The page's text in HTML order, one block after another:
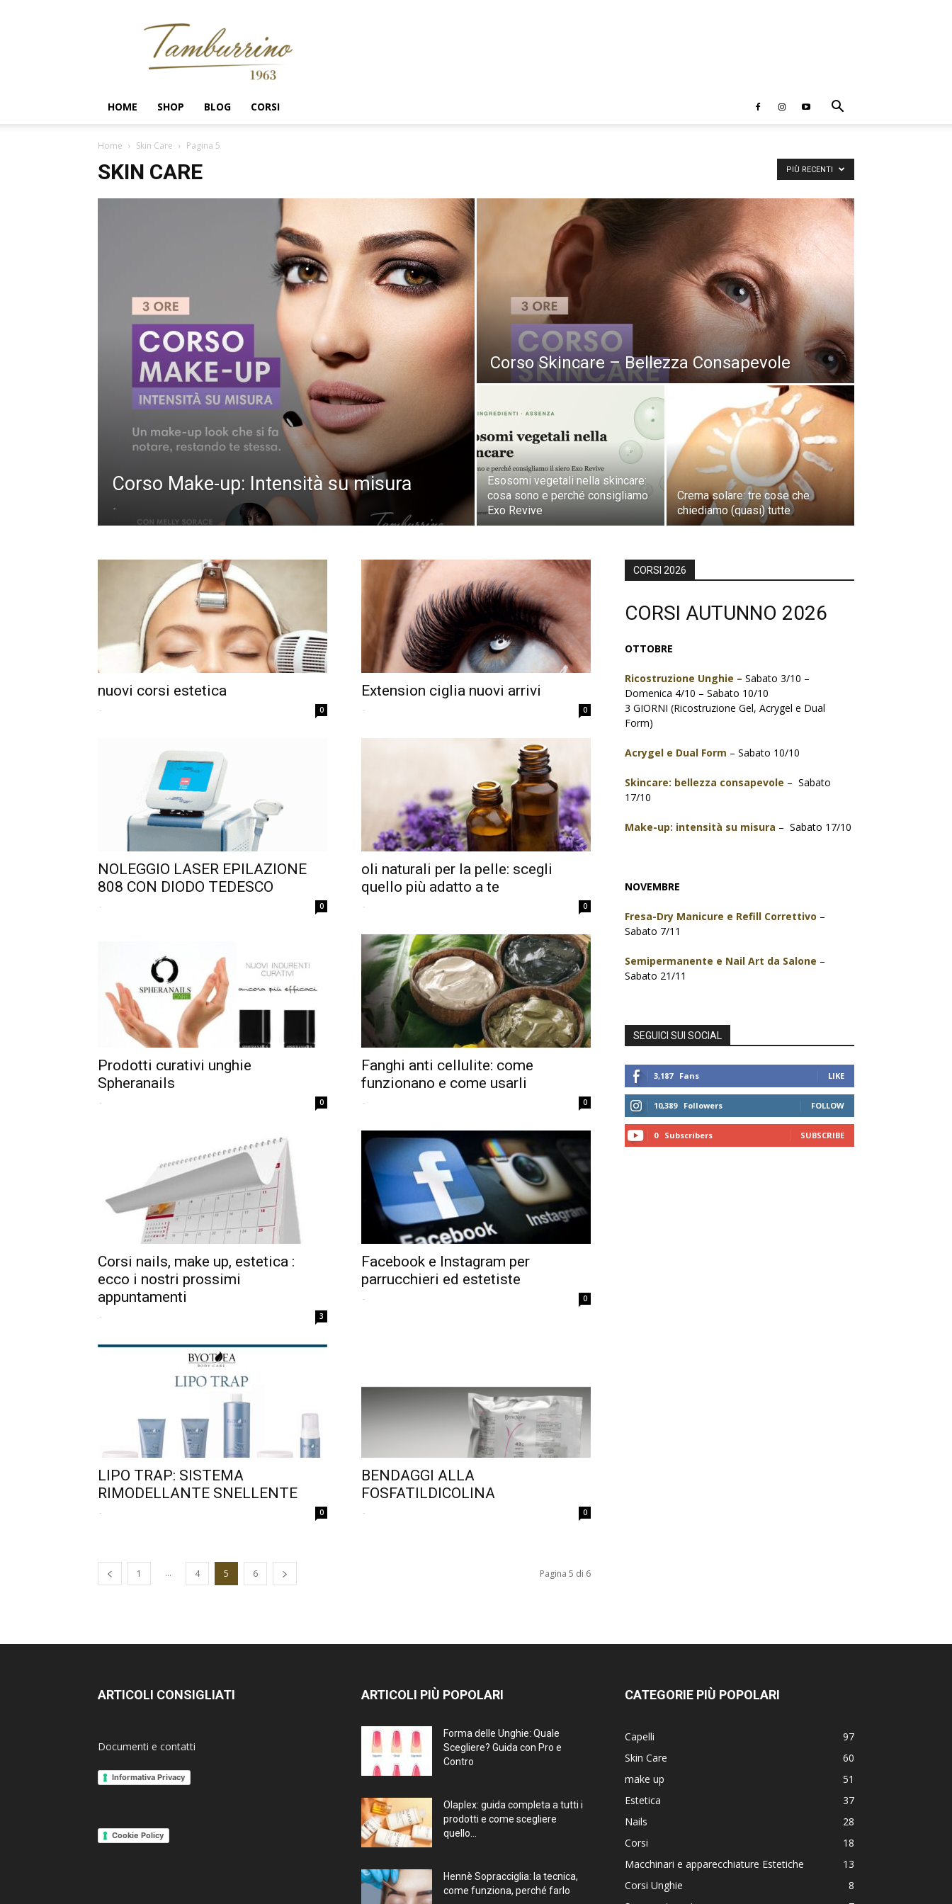
Tamburrino
1963
HOME SHOP BLOG CORSI
Home Skin Care Pagina 5
SKIN CARE PIÙ RECENTI
Corso Make-up: Intensità su misura
-
Corso Skincare – Bellezza Consapevole
Esosomi vegetali nella skincare:
cosa sono e perché consigliamo
Exo Revive
Crema solare: tre cose che
chiediamo (quasi) tutte
nuovi corsi estetica
- 0
Extension ciglia nuovi arrivi
- 0
NOLEGGIO LASER EPILAZIONE
808 CON DIODO TEDESCO
- 0
oli naturali per la pelle: scegli
quello più adatto a te
- 0
Prodotti curativi unghie
Spheranails
- 0
Fanghi anti cellulite: come
funzionano e come usarli
- 0
Corsi nails, make up, estetica :
ecco i nostri prossimi
appuntamenti
- 3
Facebook e Instagram per
parrucchieri ed estetiste
- 0
LIPO TRAP: SISTEMA
RIMODELLANTE SNELLENTE
- 0
BENDAGGI ALLA
FOSFATILDICOLINA
- 0
1 ... 4 5 6 Pagina 5 di 6
CORSI 2026
CORSI AUTUNNO 2026
OTTOBRE
Ricostruzione Unghie – Sabato 3/10 –
Domenica 4/10 – Sabato 10/10
3 GIORNI (Ricostruzione Gel, Acrygel e Dual
Form)
Acrygel e Dual Form – Sabato 10/10
Skincare: bellezza consapevole – Sabato
17/10
Make-up: intensità su misura – Sabato 17/10
NOVEMBRE
Fresa-Dry Manicure e Refill Correttivo –
Sabato 7/11
Semipermanente e Nail Art da Salone –
Sabato 21/11
SEGUICI SUI SOCIAL
3,187 Fans LIKE
10,389 Followers FOLLOW
0 Subscribers SUBSCRIBE
ARTICOLI CONSIGLIATI
Documenti e contatti
Informativa Privacy
Cookie Policy
ARTICOLI PIÙ POPOLARI
Forma delle Unghie: Quale
Scegliere? Guida con Pro e
Contro
Olaplex: guida completa a tutti i
prodotti e come scegliere
quello...
Hennè Sopracciglia: la tecnica,
come funziona, perché farlo
CATEGORIE PIÙ POPOLARI
Capelli
97
Skin Care
60
make up
51
Estetica
37
Nails
28
Corsi
18
Macchinari e apparecchiature Estetiche
13
Corsi Unghie
8